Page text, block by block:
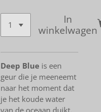
In
winkelwagen
Deep Blue is een
geur die je meeneemt
naar het moment dat
je het koude water
van de oceaan duikt.